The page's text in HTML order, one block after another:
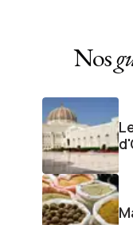
Nos